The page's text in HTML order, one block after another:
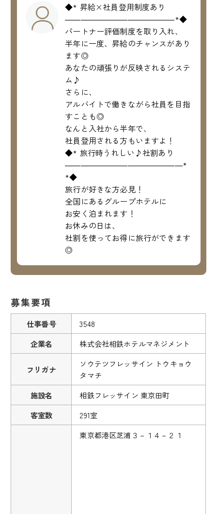
◆* 昇給×社員登用制度あり
――――――――――――――*◆
パートナー評価制度を取り入れ、
半年に一度、昇給のチャンスがあり
ます◎
あなたの頑張りが反映されるシステ
ム♪
さらに、
アルバイトで働きながら社員を目指
すことも◎
なんと入社から半年で、
社員登用される方もいますよ！
◆* 旅行時うれしい♪社割あり
―――――――――――――――*
*◆
旅行が好きな方必見！
全国にあるグループホテルに
お安く泊まれます！
お休みの日は、
社割を使ってお得に旅行ができます
◎
募集要項
仕事番号
3548
企業名
株式会社相鉄ホテルマネジメント
フリガナ
ソウテツフレッサイン トウキョウ
タマチ
施設名
相鉄フレッサイン 東京田町
客室数
291室
東京都港区芝浦３－１４－２１